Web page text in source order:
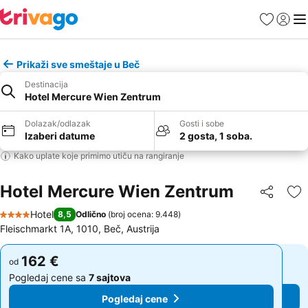
FavoritiPrijavi
Prikaži sve smeštaje u Beč
Destinacija
Hotel Mercure Wien Zentrum
Dolazak/odlazak
Izaberi datume
Gosti i sobe
2 gosta, 1 soba.
Kako uplate koje primimo utiču na rangiranje
Hotel Mercure Wien Zentrum Deli
4 Zvezdice
Hotel 8,5 Odlično (broj ocena: 9.448)
Fleischmarkt 1A, 1010, Beč, Austrija
od 162 €
Pogledaj cene sa 7 sajtova
Pogledaj cene
od 162 €
Pogledaj cene sa 7 sajtova
Pogledaj cene